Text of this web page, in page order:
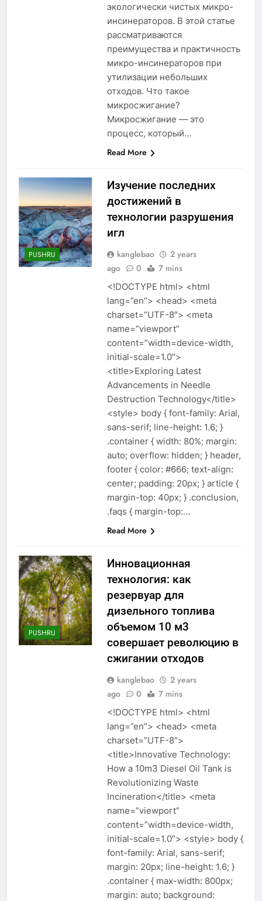
экологически чистых микро-
инсинераторов. В этой статье
рассматриваются
преимущества и практичность
микро-инсинераторов при
утилизации небольших
отходов. Что такое
микросжигание?
Микросжигание — это
процесс, который…
Read More
PUSHRU
Изучение последних
достижений в
технологии разрушения
игл
kanglebao
2 years
ago
0 7 mins
<!DOCTYPE html> <html
lang=”en”> <head> <meta
charset=”UTF-8″> <meta
name=”viewport”
content=”width=device-width,
initial-scale=1.0″>
<title>Exploring Latest
Advancements in Needle
Destruction Technology</title>
<style> body { font-family: Arial,
sans-serif; line-height: 1.6; }
.container { width: 80%; margin:
auto; overflow: hidden; } header,
footer { color: #666; text-align:
center; padding: 20px; } article {
margin-top: 40px; } .conclusion,
.faqs { margin-top:…
Read More
PUSHRU
Инновационная
технология: как
резервуар для
дизельного топлива
объемом 10 м3
совершает революцию в
сжигании отходов
kanglebao
2 years
ago
0 7 mins
<!DOCTYPE html> <html
lang=”en”> <head> <meta
charset=”UTF-8″>
<title>Innovative Technology:
How a 10m3 Diesel Oil Tank is
Revolutionizing Waste
Incineration</title> <meta
name=”viewport”
content=”width=device-width,
initial-scale=1.0″> <style> body {
font-family: Arial, sans-serif;
margin: 20px; line-height: 1.6; }
.container { max-width: 800px;
margin: auto; background: